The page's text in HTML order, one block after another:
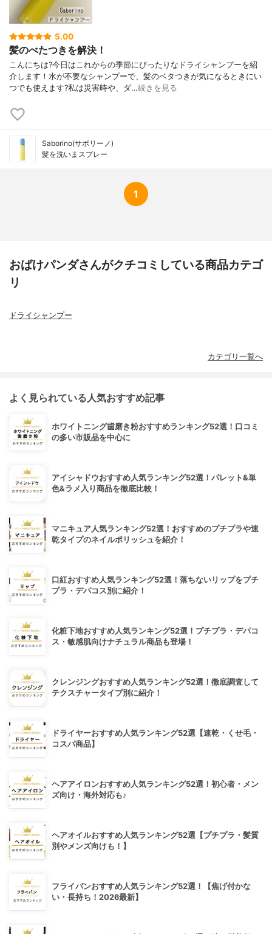
5.00
髪のべたつきを解決！
こんにちは?今日はこれからの季節にぴったりなドライシャンプーを紹
介します！水が不要なシャンプーで、髪のベタつきが気になるときにい
つでも使えます?私は災害時や、ダ…続きを見る
Saborino(サボリーノ)
髪を洗いまスプレー
1
おばけパンダさんがクチコミしている商品カテゴ
リ
ドライシャンプー
カテゴリ一覧へ
よく見られている人気おすすめ記事
ホワイトニング歯磨き粉おすすめランキング52選！口コミ
の多い市販品を中心に
アイシャドウおすすめ人気ランキング52選！パレット&単
色&ラメ入り商品を徹底比較！
マニキュア人気ランキング52選！おすすめのプチプラや速
乾タイプのネイルポリッシュを紹介！
口紅おすすめ人気ランキング52選！落ちないリップをプチ
プラ・デパコス別に紹介！
化粧下地おすすめ人気ランキング52選！プチプラ・デパコ
ス・敏感肌向けナチュラル商品も登場！
クレンジングおすすめ人気ランキング52選！徹底調査して
テクスチャータイプ別に紹介！
ドライヤーおすすめ人気ランキング52選【速乾・くせ毛・
コスパ商品】
ヘアアイロンおすすめ人気ランキング52選！初心者・メン
ズ向け・海外対応も♪
ヘアオイルおすすめ人気ランキング52選【プチプラ・髪質
別やメンズ向けも！】
フライパンおすすめ人気ランキング52選！【焦げ付かな
い・長持ち！2026最新】